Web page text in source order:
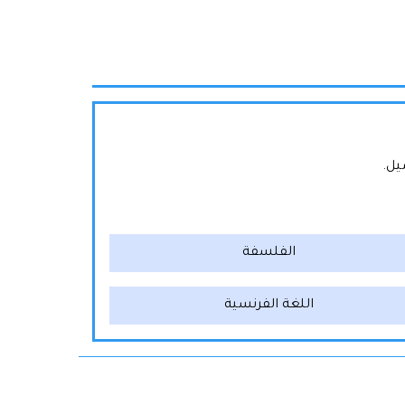
الفلسفة
اللغة الفرنسية